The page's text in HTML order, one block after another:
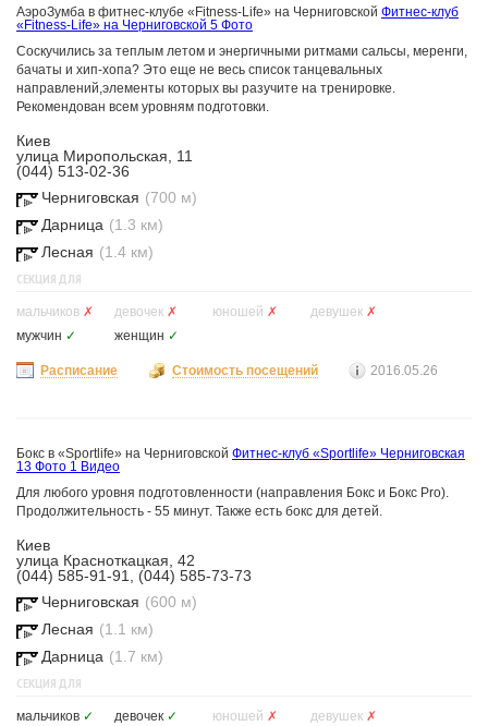
АэроЗумба в фитнес-клубе «Fitness-Life» на Черниговской Фитнес-клуб
«Fitness-Life» на Черниговской 5 Фото
Соскучились за теплым летом и энергичными ритмами сальсы, меренги,
бачаты и хип-хопа? Это еще не весь список танцевальных
направлений,элементы которых вы разучите на тренировке.
Рекомендован всем уровням подготовки.
Киев
улица Миропольская, 11
(044) 513-02-36
Черниговская (700 м)
Дарница (1.3 км)
Лесная (1.4 км)
СЕКЦИЯ ДЛЯ
мальчиков ✗ девочек ✗ юношей ✗ девушек ✗
мужчин ✓ женщин ✓
Расписание Стоимость посещений 2016.05.26
Бокс в «Sportlife» на Черниговской Фитнес-клуб «Sportlife» Черниговская
13 Фото 1 Видео
Для любого уровня подготовленности (направления Бокс и Бокс Pro).
Продолжительность - 55 минут. Также есть бокс для детей.
Киев
улица Красноткацкая, 42
(044) 585-91-91, (044) 585-73-73
Черниговская (600 м)
Лесная (1.1 км)
Дарница (1.7 км)
СЕКЦИЯ ДЛЯ
мальчиков ✓ девочек ✓ юношей ✗ девушек ✗